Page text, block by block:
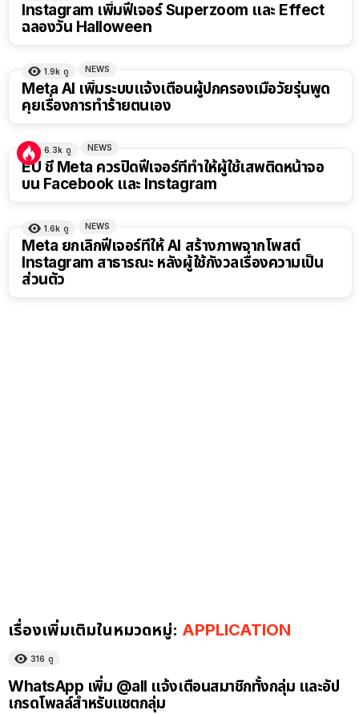
Instagram เพิ่มฟีเจอร์ Superzoom และ Effect
ฉลองวัน Halloween
1.9k ดู NEWS
Meta AI เพิ่มระบบแจ้งเตือนผู้ปกครองเมื่อวัยรุ่นพูด
คุยเรื่องการทำร้ายตนเอง
6.3k ดู NEWS
EU ชี้ Meta ควรปิดฟีเจอร์ที่ทำให้ผู้ใช้เสพติดหน้าจอ
บน Facebook และ Instagram
1.6k ดู NEWS
Meta ยกเลิกฟีเจอร์ที่ให้ AI สร้างภาพจากโพสต์
Instagram สาธารณะ หลังผู้ใช้กังวลเรื่องความเป็น
ส่วนตัว
เรื่องเพิ่มเติมในหมวดหมู่: APPLICATION
316 ดู
WhatsApp เพิ่ม @all แจ้งเตือนสมาชิกทั้งกลุ่ม และอัป
เกรดโพลล์สำหรับแชตกลุ่ม